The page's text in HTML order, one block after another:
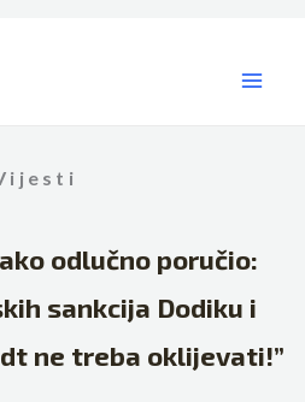
odlučno poručio:
sankcija Dodiku i
ne treba oklijevati!”